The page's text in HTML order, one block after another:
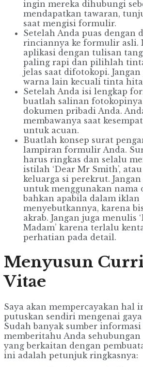
ingin mereka dihubungi
mendapatkan tawaran,
saat mengisi formulir.
Setelah Anda puas dengan
rinciannya ke formulir asli.
aplikasi dengan tulisan
paling rapi dan pilihlah
jelas saat difotokopi.
warna lain kecuali tinta
Setelah Anda isi lengkap
buatlah salinan fotokopinya
dokumen pribadi Anda.
membawanya saat
untuk acuan.
Buatlah konsep surat
lampiran formulir Anda.
harus ringkas dan selalu
istilah ‘Dear Mr Smith’,
keluarga si perekrut.
untuk menggunakan nama
bahkan apabila dalam iklan
menyebutkannya, karena
akrab. Jangan juga menulis
Madam’ karena terlalu
perhatian pada detail.
Menyusun
Vitae
Saya akan mempercayakan hal
putuskan sendiri mengenai
Sudah banyak sumber
memberitahu Anda sehubungan
yang berkaitan dengan
ini adalah petunjuk ringkasnya: